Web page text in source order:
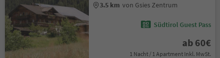
3.5 km von Gsies Zentrum
Südtirol Guest Pass
ab 60€
1 Nacht / 1 Apartment Inkl. MwSt.